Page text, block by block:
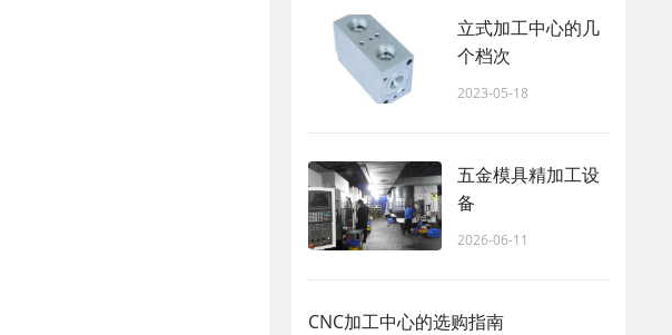
立式加工中心的几
个档次
2023-05-18
五金模具精加工设
备
2026-06-11
CNC加工中心的选购指南